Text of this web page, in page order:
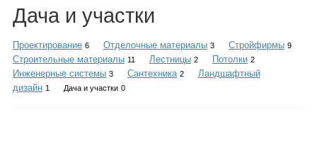
Каталог
Инфо
Дача и участки
Проектирование 6 Отделочные материалы 3 Стройфирмы 9
Строительные материалы 11 Лестницы 2 Потолки 2
Инженерные системы 3 Сантехника 2
Ландшафтный
дизайн 1 Дача и участки 0